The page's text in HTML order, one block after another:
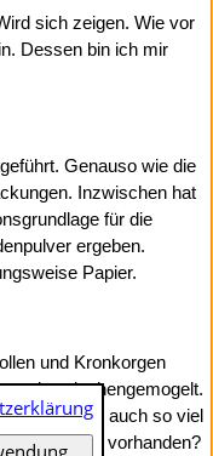
sich zeigen. Wie vor
Dessen bin ich mir
Genauso wie die
Inzwischen hat
für die
ergeben.
Papier.
und Kronkorgen
dazwischengemogelt.
anderen auch so viel
Bedarf vorhanden?